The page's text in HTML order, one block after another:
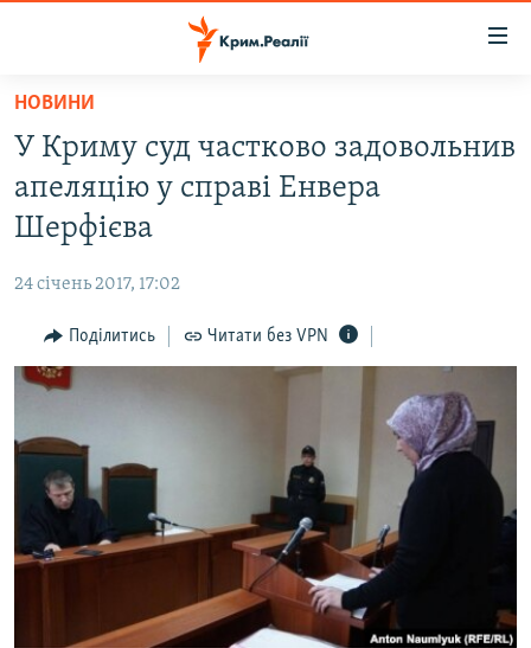
Перейти
основного
матеріалу
Перейти
до
основної
Перейти
до
пошуку
ВОДА.КРИМ
ВІДЕО ТА ФОТО
БЛОГИ
ПОГЛЯД
ІНТЕРВ'Ю
СПЕЦПРОЕКТИ
ДЕПОРТАЦІЯ
ВІДЕОУРОКИ «ELIFBE»
УКРАЇНСЬКА ПРОБЛЕМА КРИМУ
ЯК ОБІЙТИ БЛОКУВАННЯ
Русский
НОВИНИ
У Криму суд частково задовольнив
апеляцію у справі Енвера
Шерфієва
24 січень 2017, 17:02
Поділитись Читати без VPN